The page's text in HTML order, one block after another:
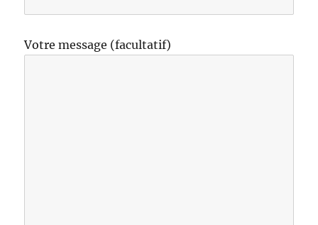
Votre message (facultatif)